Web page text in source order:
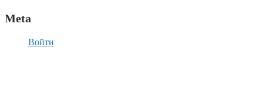
Meta
Войти